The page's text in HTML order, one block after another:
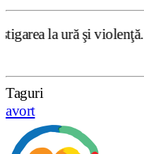
şi violenţă. Dar,
Taguri
avort